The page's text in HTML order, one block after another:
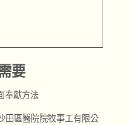
要
奉獻方法
田區醫院院牧事工有限公